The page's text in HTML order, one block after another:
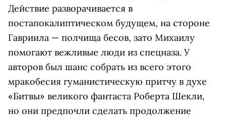
Действие разворачивается в
постапокалиптическом будущем, на стороне
Гавриила — полчища бесов, зато Михаилу
помогают вежливые люди из спецназа. У
авторов был шанс собрать из всего этого
мракобесия гуманистическую притчу в духе
«Битвы» великого фантаста Роберта Шекли,
но они предпочли сделать продолжение